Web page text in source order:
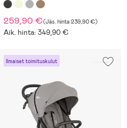
259,90 €(Jäs. hinta239,90 €)
Aik. hinta: 349,90 €
Ilmaiset toimituskulut